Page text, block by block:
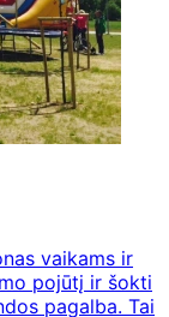
vaikams ir
pojūtį ir šokti
pagalba. Tai